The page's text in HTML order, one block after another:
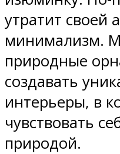
утратит своей
минимализм.
природные
создавать
интерьеры, в
чувствовать
природой.